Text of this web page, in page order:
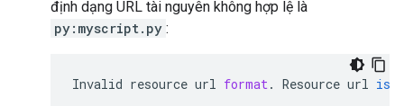
định dạng URL tài nguyên không hợp lệ là
py:myscript.py :
Invalid resource url format. Resource url is